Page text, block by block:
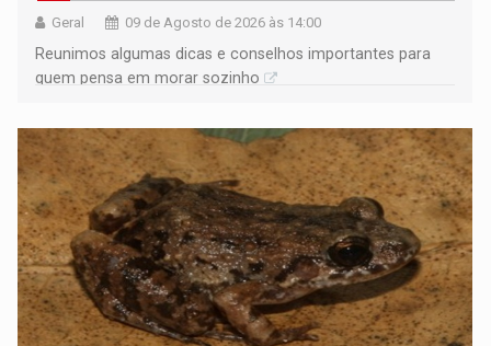
Geral 09 de Agosto de 2026 às 14:00
Reunimos algumas dicas e conselhos importantes para
quem pensa em morar sozinho